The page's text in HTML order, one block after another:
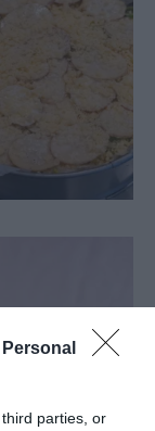
parties, or